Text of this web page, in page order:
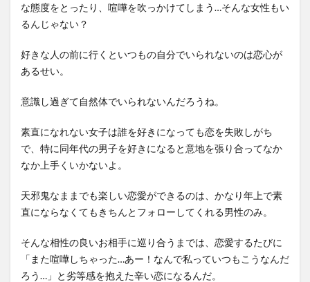
な態度をとったり、喧嘩を吹っかけてしまう…そんな女性もい
るんじゃない？
好きな人の前に行くといつもの自分でいられないのは恋心が
あるせい。
意識し過ぎて自然体でいられないんだろうね。
素直になれない女子は誰を好きになっても恋を失敗しがち
で、特に同年代の男子を好きになると意地を張り合ってなか
なか上手くいかないよ。
天邪鬼なままでも楽しい恋愛ができるのは、かなり年上で素
直にならなくてもきちんとフォローしてくれる男性のみ。
そんな相性の良いお相手に巡り合うまでは、恋愛するたびに
「また喧嘩しちゃった…あー！なんで私っていつもこうなんだ
ろう…」と劣等感を抱えた辛い恋になるんだ。